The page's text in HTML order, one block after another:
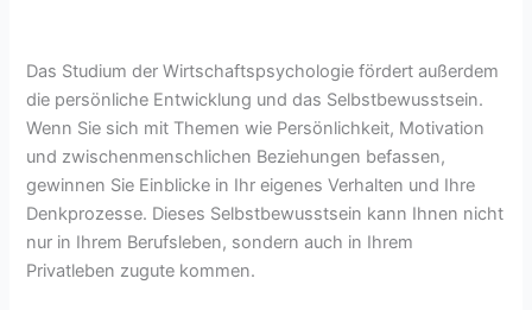
Das Studium der Wirtschaftspsychologie fördert außerdem
die persönliche Entwicklung und das Selbstbewusstsein.
Wenn Sie sich mit Themen wie Persönlichkeit, Motivation
und zwischenmenschlichen Beziehungen befassen,
gewinnen Sie Einblicke in Ihr eigenes Verhalten und Ihre
Denkprozesse. Dieses Selbstbewusstsein kann Ihnen nicht
nur in Ihrem Berufsleben, sondern auch in Ihrem
Privatleben zugute kommen.